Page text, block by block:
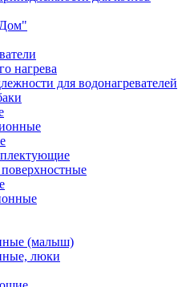
нагрева
для водонагревателей
(малыш)
люки